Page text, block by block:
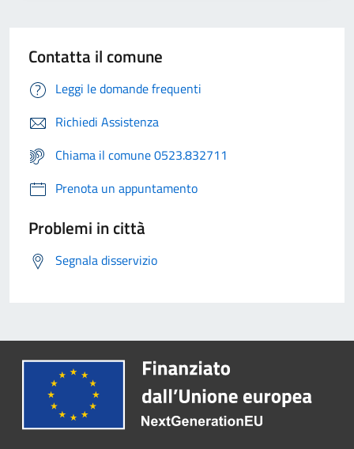
Contatta il comune
Leggi le domande frequenti
Richiedi Assistenza
Chiama il comune 0523.832711
Prenota un appuntamento
Problemi in città
Segnala disservizio